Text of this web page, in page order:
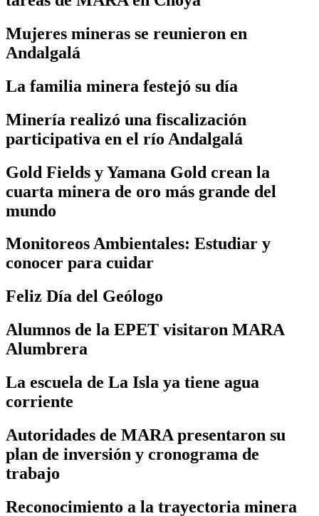
Mujeres mineras se reunieron en
Andalgalá
La familia minera festejó su día
Minería realizó una fiscalización
participativa en el río Andalgalá
Gold Fields y Yamana Gold crean la
cuarta minera de oro más grande del
mundo
Monitoreos Ambientales: Estudiar y
conocer para cuidar
Feliz Día del Geólogo
Alumnos de la EPET visitaron MARA
Alumbrera
La escuela de La Isla ya tiene agua
corriente
Autoridades de MARA presentaron su
plan de inversión y cronograma de
trabajo
Reconocimiento a la trayectoria minera